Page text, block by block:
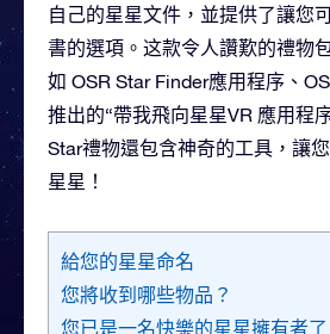
自己的星星文件，並提供了讓您
書的選項。这款令人讚歎的禮物
如 OSR Star Finder應用程序、
推出的“帶我飛向星星VR 應用程
Star禮物還包含神奇的工具，讓
星星！
給您的星星命名
您將收到哪些物品？
您已是一名快樂的星星擁有者了